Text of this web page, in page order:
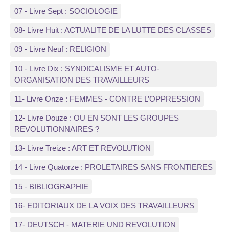
07 - Livre Sept : SOCIOLOGIE
08- Livre Huit : ACTUALITE DE LA LUTTE DES CLASSES
09 - Livre Neuf : RELIGION
10 - Livre Dix : SYNDICALISME ET AUTO-
ORGANISATION DES TRAVAILLEURS
11- Livre Onze : FEMMES - CONTRE L’OPPRESSION
12- Livre Douze : OU EN SONT LES GROUPES
REVOLUTIONNAIRES ?
13- Livre Treize : ART ET REVOLUTION
14 - Livre Quatorze : PROLETAIRES SANS FRONTIERES
15 - BIBLIOGRAPHIE
16- EDITORIAUX DE LA VOIX DES TRAVAILLEURS
17- DEUTSCH - MATERIE UND REVOLUTION